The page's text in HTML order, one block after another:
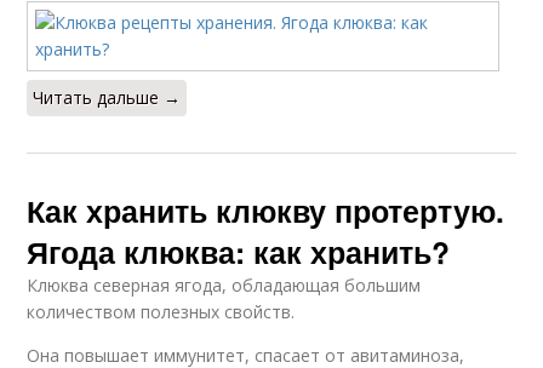
Читать дальше →
Как хранить клюкву протертую.
Ягода клюква: как хранить?
Клюква северная ягода, обладающая большим
количеством полезных свойств.
Она повышает иммунитет, спасает от авитаминоза,